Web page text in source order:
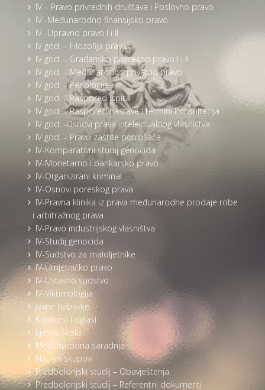
IV – Pravo privrednih društava i Poslovno pravo
IV -Međunarodno finansijsko pravo
IV -Upravno pravo I i II
IV god. – Filozofija prava
IV god. – Građansko procesno pravo I i II
IV god. – Međunarodno privatno pravo
IV god. – Penologija
IV god. – Raspored ispita
IV god. – Raspored nastave i termini konsultacija
IV god. -Osnovi prava intelektualnog vlasništva
IV god. – Pravo zaštite potrošača
IV-Komparativni studij genocida
IV-Monetarno i bankarsko pravo
IV-Organizirani kriminal
IV-Osnovi poreskog prava
IV-Pravna klinika iz prava međunarodne prodaje robe
i arbitražnog prava
IV-Pravo industrijskog vlasništva
IV-Studij genocida
IV-Sudstvo za maloljetnike
IV-Umjetničko pravo
IV-Ustavno sudstvo
IV-Viktimologija
Javne nabavke
Konkursi i oglasi
Ljetna škola
Međunarodna saradnja
Naučni skupovi
Predbolonjski studij – Obavještenja
Predbolonjski studij – Referentni dokumenti